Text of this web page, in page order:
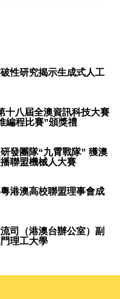
性研究揭示生成式人工
十八屆全澳資訊科技大賽
編程比賽”頒獎禮
發團隊“九霄戰隊” 獲澳
聯盟機械人大賽
港澳高校聯盟理事會成
司（港澳台辦公室）副
理工大學